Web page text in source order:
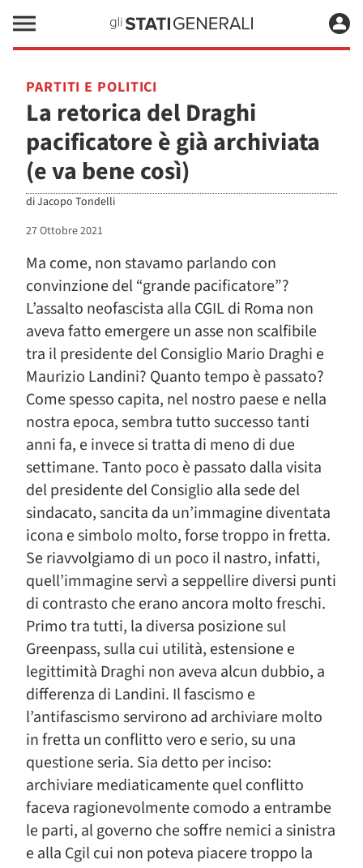
PARTITI E POLITICI
La retorica del Draghi
pacificatore è già archiviata
(e va bene così)
diJacopo Tondelli
27 Ottobre 2021
Ma come, non stavamo parlando con
convinzione del “grande pacificatore”?
L’assalto neofascista alla CGIL di Roma non
aveva fatto emergere un asse non scalfibile
tra il presidente del Consiglio Mario Draghi e
Maurizio Landini? Quanto tempo è passato?
Come spesso capita, nel nostro paese e nella
nostra epoca, sembra tutto successo tanti
anni fa, e invece si tratta di meno di due
settimane. Tanto poco è passato dalla visita
del presidente del Consiglio alla sede del
sindacato, sancita da un’immagine diventata
icona e simbolo molto, forse troppo in fretta.
Se riavvolgiamo di un poco il nastro, infatti,
quell’immagine servì a seppellire diversi punti
di contrasto che erano ancora molto freschi.
Primo tra tutti, la diversa posizione sul
Greenpass, sulla cui utilità, estensione e
legittimità Draghi non aveva alcun dubbio, a
differenza di Landini. Il fascismo e
l’antifascismo servirono ad archiviare molto
in fretta un conflitto vero e serio, su una
questione seria. Sia detto per inciso:
archiviare mediaticamente quel conflitto
faceva ragionevolmente comodo a entrambe
le parti, al governo che soffre nemici a sinistra
e alla Cgil cui non poteva piacere troppo la